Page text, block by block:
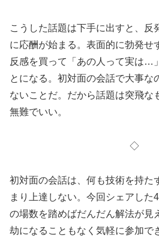
こうした話題は下手に出すと、反
に応酬が始まる。表面的に勃発せ
反感を買って「あの人って実は…
とになる。初対面の会話で大事な
ないことだ。だから話題は突飛な
無難でいい。
◇
初対面の会話は、何も技術を持た
まり上達しない。今回シェアした
の場数を踏めばだんだん解法が見
劫になることもなく気軽に参加で